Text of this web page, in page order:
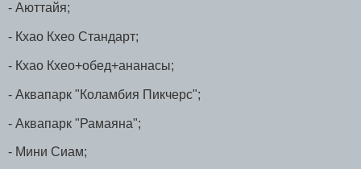
- Аюттайя;
- Кхао Кхео Стандарт;
- Кхао Кхео+обед+ананасы;
- Аквапарк "Коламбия Пикчерс";
- Аквапарк "Рамаяна";
- Мини Сиам;